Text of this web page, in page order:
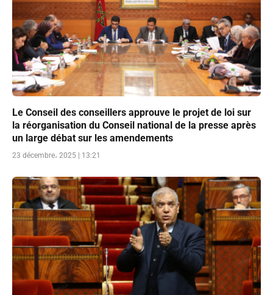
Le Conseil des conseillers approuve le projet de loi sur
la réorganisation du Conseil national de la presse après
un large débat sur les amendements
23 décembre، 2025 | 13:21